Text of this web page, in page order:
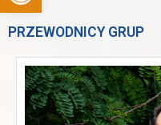
PRZEWODNICY GRUP